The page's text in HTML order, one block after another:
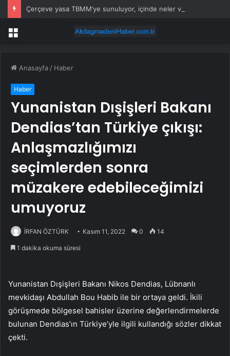
Çerçeve yasa TBMM’ye sunuluyor, içinde neler var?
Menü
Anasayfa / Haber
Haber
Yunanistan Dışişleri Bakanı
Dendias’tan Türkiye çıkışı:
Anlaşmazlığımızı
seçimlerden sonra
müzakere edebileceğimizi
umuyoruz
İRFAN ÖZTÜRK Kasım 11, 2022 0 14
1 dakika okuma süresi
Yunanistan Dışişleri Bakanı Nikos Dendias, Lübnanlı
mevkidaşı Abdullah Bou Habib ile bir ortaya geldi. İkili
görüşmede bölgesel bahisler üzerine değerlendirmelerde
bulunan Dendias’ın Türkiye’yle ilgili kullandığı sözler dikkat
çekti.